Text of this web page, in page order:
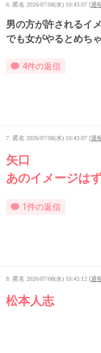
6. 匿名 2026/07/08(水) 10:43:07 [通
男の方が許されるイ
でも女がやるとめち
4件の返信
7. 匿名 2026/07/08(水) 10:43:07 [通
矢口
あのイメージは
1件の返信
8. 匿名 2026/07/08(水) 10:43:12 [通
松本人志